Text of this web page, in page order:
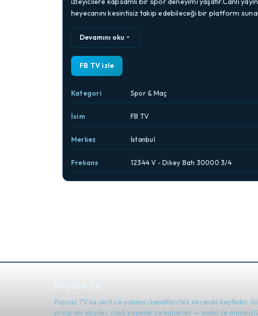
heyecanını kesintisiz takip edebileceği bir platform
Devamını oku
FB TV izle
Kategori Spor & Maç
İsim FB TV
Merkez İstanbul
Frekans 12344 V - Dikey Batı 30000 3/4
Poyraz TV ile yerli ve yabancı kanalları tek ekranda keşfedin.
program akışları, canlı yayınlar ve haberler — mobil ve